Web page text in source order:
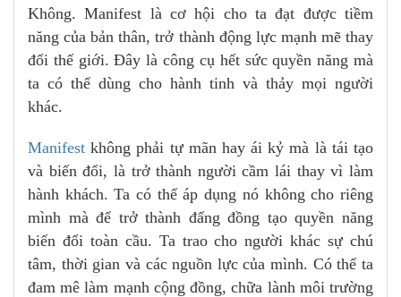
Không. Manifest là cơ hội cho ta đạt được tiềm
năng của bản thân, trở thành động lực mạnh mẽ thay
đổi thế giới. Đây là công cụ hết sức quyền năng mà
ta có thể dùng cho hành tinh và thảy mọi người
khác.
Manifest không phải tự mãn hay ái kỷ mà là tái tạo
và biến đổi, là trở thành người cầm lái thay vì làm
hành khách. Ta có thể áp dụng nó không cho riêng
mình mà để trở thành đấng đồng tạo quyền năng
biến đổi toàn cầu. Ta trao cho người khác sự chú
tâm, thời gian và các nguồn lực của mình. Có thể ta
đam mê làm mạnh cộng đồng, chữa lành môi trường